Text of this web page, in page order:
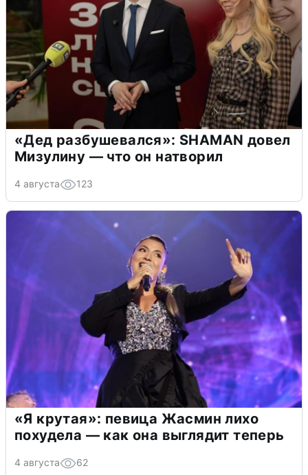
«Дед разбушевался»: SHAMAN довел
Мизулину — что он натворил
4 августа 123
«Я крутая»: певица Жасмин лихо
похудела — как она выглядит теперь
4 августа 62